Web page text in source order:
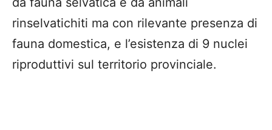
rinselvatichiti ma con rilevante presenza di
fauna domestica, e l’esistenza di 9 nuclei
riproduttivi sul territorio provinciale.